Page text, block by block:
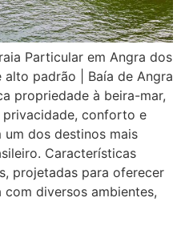
Particular em Angra dos
padrão | Baía de Angra
propriedade à beira-mar,
conforto e
um dos destinos mais
Características
projetadas para oferecer
diversos ambientes,